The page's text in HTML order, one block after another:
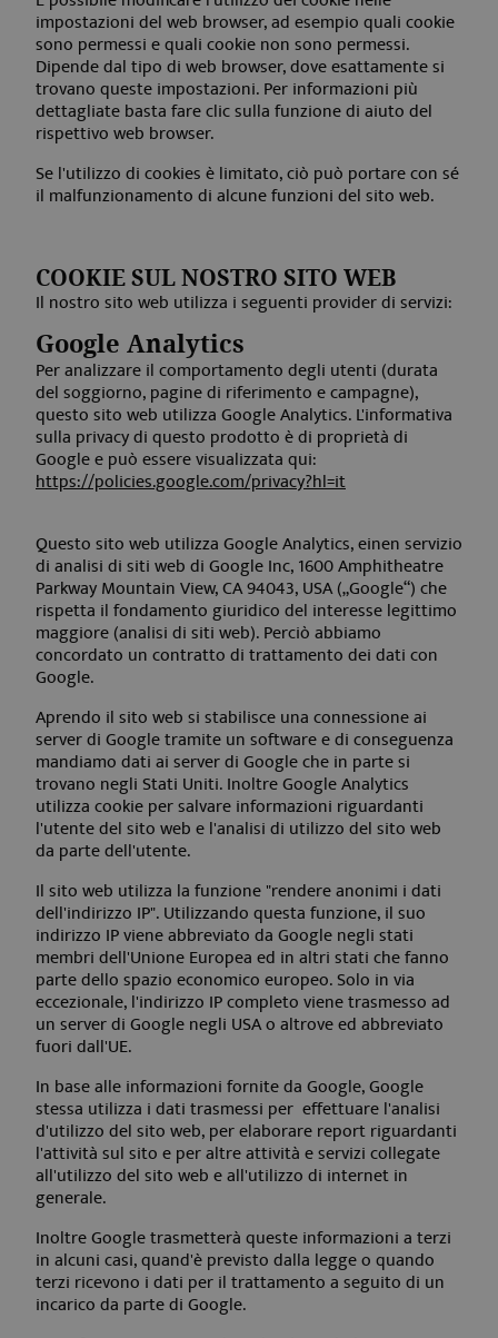
impostazioni del web browser, ad esempio quali cookie
sono permessi e quali cookie non sono permessi.
Dipende dal tipo di web browser, dove esattamente si
trovano queste impostazioni. Per informazioni più
dettagliate basta fare clic sulla funzione di aiuto del
rispettivo web browser.
Se l'utilizzo di cookies è limitato, ciò può portare con sé
il malfunzionamento di alcune funzioni del sito web.
COOKIE SUL NOSTRO SITO WEB
Il nostro sito web utilizza i seguenti provider di servizi:
Google Analytics
Per analizzare il comportamento degli utenti (durata
del soggiorno, pagine di riferimento e campagne),
questo sito web utilizza Google Analytics. L'informativa
sulla privacy di questo prodotto è di proprietà di
Google e può essere visualizzata qui:
https://policies.google.com/privacy?hl=it
Questo sito web utilizza Google Analytics, einen servizio
di analisi di siti web di Google Inc, 1600 Amphitheatre
Parkway Mountain View, CA 94043, USA („Google“) che
rispetta il fondamento giuridico del interesse legittimo
maggiore (analisi di siti web). Perciò abbiamo
concordato un contratto di trattamento dei dati con
Google.
Aprendo il sito web si stabilisce una connessione ai
server di Google tramite un software e di conseguenza
mandiamo dati ai server di Google che in parte si
trovano negli Stati Uniti. Inoltre Google Analytics
utilizza cookie per salvare informazioni riguardanti
l'utente del sito web e l'analisi di utilizzo del sito web
da parte dell'utente.
Il sito web utilizza la funzione "rendere anonimi i dati
dell'indirizzo IP". Utilizzando questa funzione, il suo
indirizzo IP viene abbreviato da Google negli stati
membri dell'Unione Europea ed in altri stati che fanno
parte dello spazio economico europeo. Solo in via
eccezionale, l'indirizzo IP completo viene trasmesso ad
un server di Google negli USA o altrove ed abbreviato
fuori dall'UE.
In base alle informazioni fornite da Google, Google
stessa utilizza i dati trasmessi per effettuare l'analisi
d'utilizzo del sito web, per elaborare report riguardanti
l'attività sul sito e per altre attività e servizi collegate
all'utilizzo del sito web e all'utilizzo di internet in
generale.
Inoltre Google trasmetterà queste informazioni a terzi
in alcuni casi, quand'è previsto dalla legge o quando
terzi ricevono i dati per il trattamento a seguito di un
incarico da parte di Google.